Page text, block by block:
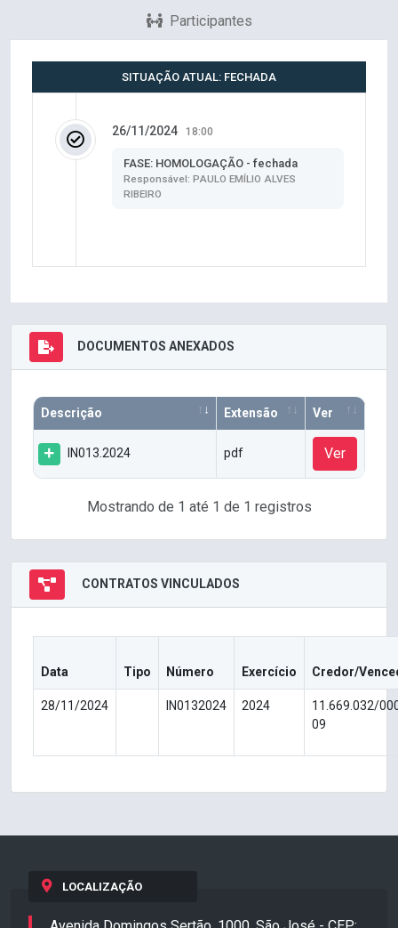
Participantes
SITUAÇÃO ATUAL: FECHADA
26/11/2024 18:00
FASE: HOMOLOGAÇÃO - fechada
Responsável: PAULO EMÍLIO ALVES
RIBEIRO
DOCUMENTOS ANEXADOS
Descrição Extensão Ver
IN013.2024 pdf Ver
Mostrando de 1 até 1 de 1 registros
CONTRATOS VINCULADOS
Data Tipo Número Exercício Credor/
28/11/2024 IN0132024 2024
11.669.032/
09
LOCALIZAÇÃO